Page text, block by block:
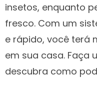
insetos, enquanto
fresco. Com um
e rápido, você terá
em sua casa. Faça
descubra como